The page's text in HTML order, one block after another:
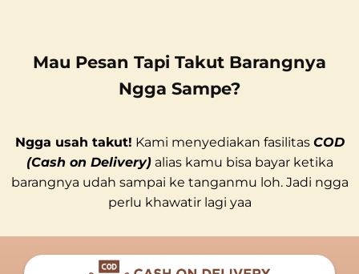
Mau Pesan Tapi Takut Barangnya
Ngga Sampe?
Ngga usah takut! Kami menyediakan fasilitas COD
(Cash on Delivery)alias kamu bisa bayar ketika
barangnya udah sampai ke tanganmu loh. Jadi ngga
perlu khawatir lagi yaa